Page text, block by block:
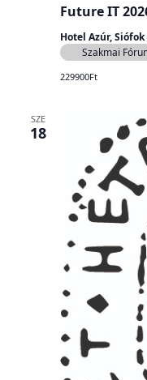
Future IT
Hotel Azúr, Siófok
Szakmai
229900Ft
SZE
18